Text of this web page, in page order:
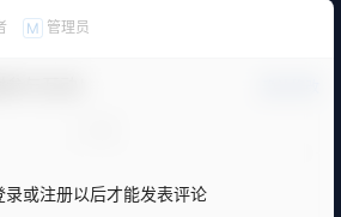
M 管理员
录或注册以后才能发表评论